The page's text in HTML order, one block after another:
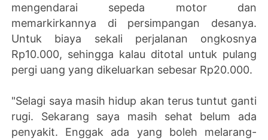
mengendarai sepeda motor dan
memarkirkannya di persimpangan desanya.
Untuk biaya sekali perjalanan ongkosnya
Rp10.000, sehingga kalau ditotal untuk pulang
pergi uang yang dikeluarkan sebesar Rp20.000.
"Selagi saya masih hidup akan terus tuntut ganti
rugi. Sekarang saya masih sehat belum ada
penyakit. Enggak ada yang boleh melarang-